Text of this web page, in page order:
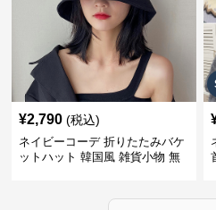
¥2,790 (税込)
ネイビーコーデ 折りたたみバケ
ットハット 韓国風 雑貨小物 無